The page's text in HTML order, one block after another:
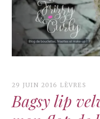
29 JUIN 2016 LÈVRES
Bagsy lip